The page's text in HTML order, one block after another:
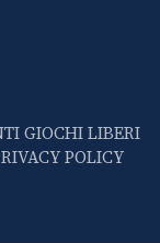
GIOCHI LIBERI
POLICY